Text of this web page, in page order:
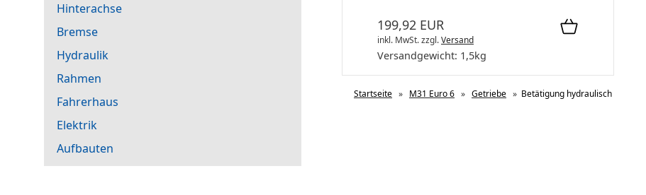
Hinterachse
Bremse
Hydraulik
Rahmen
Fahrerhaus
Elektrik
Aufbauten
199,92 EUR
inkl. MwSt.zzgl.Versand
Versandgewicht: 1,5kg
Startseite » M31 Euro 6 » Getriebe » Betätigung hydraulisch